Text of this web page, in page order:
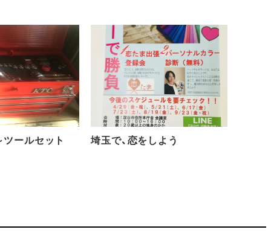
ールセット 埼玉で、恋をしよう